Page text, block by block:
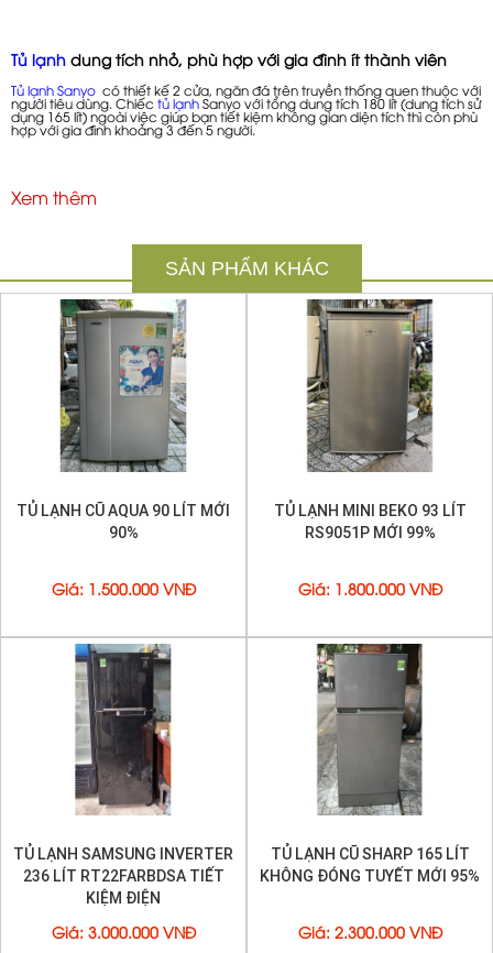
Tủ lạnh dung tích nhỏ, phù hợp với gia đình ít thành viên
Tủ lạnh Sanyo có thiết kế 2 cửa, ngăn đá trên truyền thống quen thuộc với
người tiêu dùng. Chiếc tủ lạnh Sanyo với tổng dung tích 180 lít (dung tích sử
dụng 165 lít) ngoài việc giúp bạn tiết kiệm không gian diện tích thì còn phù
hợp với gia đình khoảng 3 đến 5 người.
Công nghệ Nano Fresh Ag+ giúp cho thực phẩm luôn giữ
được độ tươi ngon
ngăn chặn sự phát triển của vi khuẩn có hại, gây ra mùi hôi ở
luôn được sạch khuẩn và không bị bám mùi hôi.
Xem thêm
SẢN PHẨM KHÁC
TỦ LẠNH CŨ AQUA 90 LÍT MỚI
90%
Giá: 1.500.000 VNĐ
TỦ LẠNH MINI BEKO 93 LÍT
RS9051P MỚI 99%
Giá: 1.800.000 VNĐ
TỦ LẠNH SAMSUNG INVERTER
236 LÍT RT22FARBDSA TIẾT
KIỆM ĐIỆN
Giá : 3.000.000 VNĐ
TỦ LẠNH CŨ SHARP 165 LÍT
KHÔNG ĐÓNG TUYẾT MỚI 95%
Giá : 2.300.000 VNĐ